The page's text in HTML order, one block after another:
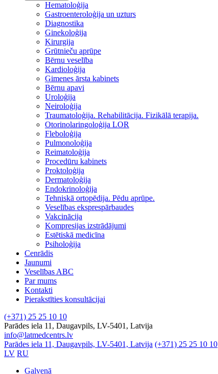
Hematoloģija
Gastroenteroloģija un uzturs
Diagnostika
Ginekoloģija
Ķirurgija
Grūtnieču aprūpe
Bērnu veselība
Kardioloģija
Ģimenes ārsta kabinets
Bērnu apavi
Uroloģija
Neiroloģija
Traumatoloģija. Rehabilitācija. Fizikālā terapija.
Otorinolaringoloģija LOR
Fleboloģija
Pulmonoloģija
Reimatoloģija
Procedūru kabinets
Proktoloģija
Dermatoloģija
Endokrinoloģija
Tehniskā ortopēdija. Pēdu aprūpe.
Veselības eksprespārbaudes
Vakcinācija
Kompresijas izstrādājumi
Estētiskā medicīna
Psiholoģija
Cenrādis
Jaunumi
Veselības ABC
Par mums
Kontakti
Pierakstīties konsultācijai
(+371) 25 25 10 10
Parādes iela 11, Daugavpils, LV-5401, Latvija
info@latmedcentrs.lv
Parādes iela 11, Daugavpils, LV-5401, Latvija (+371) 25 25 10 10
LV RU
Galvenā